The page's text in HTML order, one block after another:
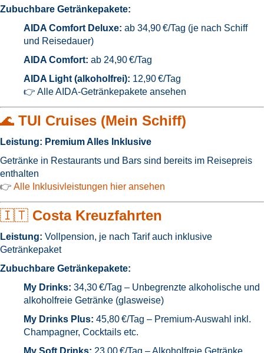
Zubuchbare Getränkepakete:
AIDA Comfort Deluxe: ab 34,90 €/Tag (je nach Schiff
und Reisedauer)
AIDA Comfort: ab 24,90 €/Tag
AIDA Light (alkoholfrei): 12,90 €/Tag
👉 Alle AIDA-Getränkepakete ansehen
🌊 TUI Cruises (Mein Schiff)
Leistung: Premium Alles Inklusive
Getränke in Restaurants und Bars sind bereits im Reisepreis
enthalten
👉 Alle Inklusivleistungen hier ansehen
🇮🇹 Costa Kreuzfahrten
Leistung: Vollpension, je nach Tarif auch inklusive
Getränkepaket
Zubuchbare Getränkepakete:
My Drinks: 34,30 €/Tag – Unbegrenzte alkoholische und
alkoholfreie Getränke (glasweise)
My Drinks Plus: 45,80 €/Tag – Premium-Auswahl inkl.
Champagner, Cocktails etc.
My Soft Drinks: 23,00 €/Tag – Alkoholfreie Getränke